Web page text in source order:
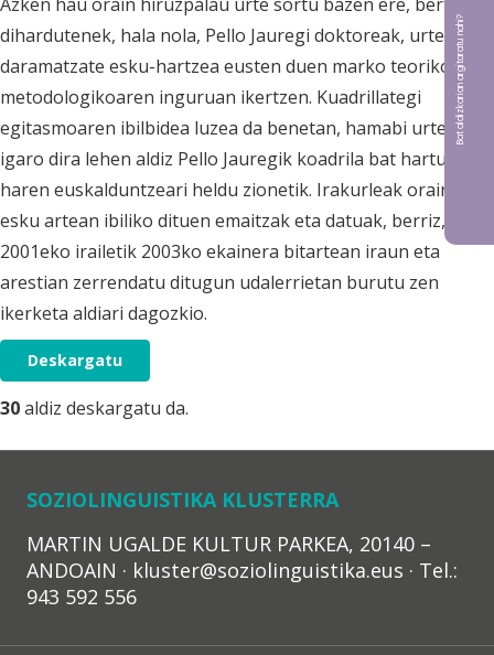
dihardutenek, hala nola, Pello Jauregi doktoreak, urte asko
daramatzate esku-hartzea eusten duen marko teorikoa eta
metodologikoaren inguruan ikertzen. Kuadrillategi
egitasmoaren ibilbidea luzea da benetan, hamabi urte
igaro dira lehen aldiz Pello Jauregik koadrila bat hartu eta
haren euskalduntzeari heldu zionetik. Irakurleak orain
esku artean ibiliko dituen emaitzak eta datuak, berriz,
2001eko irailetik 2003ko ekainera bitartean iraun eta
arestian zerrendatu ditugun udalerrietan burutu zen
ikerketa aldiari dagozkio.
Deskargatu
30aldiz deskargatu da.
SOZIOLINGUISTIKA KLUSTERRA
MARTIN UGALDE KULTUR PARKEA, 20140 –
ANDOAIN · kluster@soziolinguistika.eus · Tel.:
943 592 556
Bat aldizkarian argitaratu nahi?